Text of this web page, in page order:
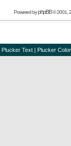
Powered byphpBB© 2001,
Plucker Text | Plucker Color